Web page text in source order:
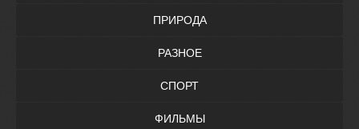
ПРИРОДА
РАЗНОЕ
СПОРТ
ФИЛЬМЫ